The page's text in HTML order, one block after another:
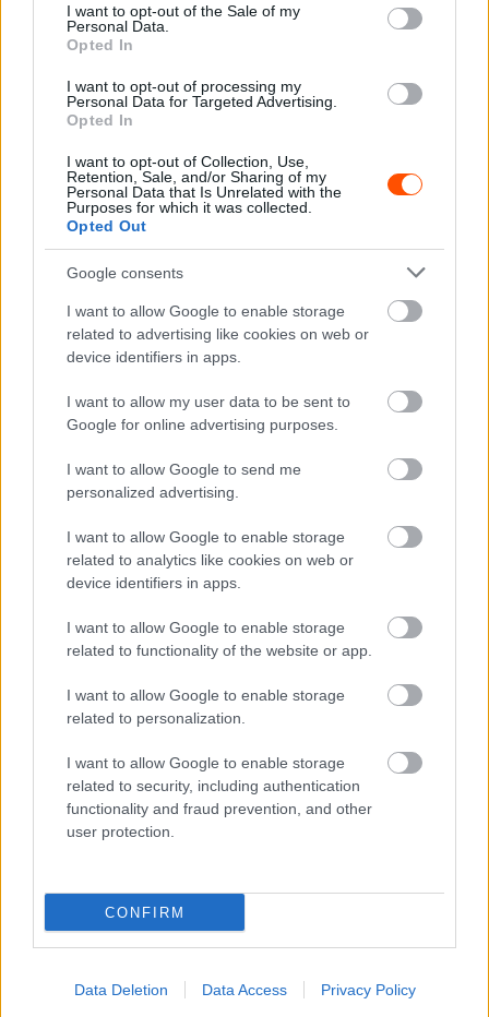
consent section.
I want to opt-out of the Sale of my
Personal Data.
Opted In
I want to opt-out of processing my
Personal Data for Targeted Advertising.
Opted In
I want to opt-out of Collection, Use,
Retention, Sale, and/or Sharing of my
Personal Data that Is Unrelated with the
Purposes for which it was collected.
Opted Out
Google consents
I want to allow Google to enable storage
related to advertising like cookies on web or
device identifiers in apps.
I want to allow my user data to be sent to
Google for online advertising purposes.
I want to allow Google to send me
personalized advertising.
I want to allow Google to enable storage
related to analytics like cookies on web or
device identifiers in apps.
I want to allow Google to enable storage
related to functionality of the website or app.
I want to allow Google to enable storage
related to personalization.
I want to allow Google to enable storage
related to security, including authentication
functionality and fraud prevention, and other
user protection.
CONFIRM
Data Deletion Data Access Privacy Policy
UTÁNPÓTLÁS
Láncszakadás és baleset – kijutott a
balszerencséből a MOTAM
gokartversenyzőinek
Hirszerkesztő 2023. február 7.
Az F1-es pilóta személyesen gratulált
Molnár Martin első WSK-dobogójához
Sebők Máté 2023. január 31.
Újabb mérföldkő: Molnár Martin először
állhatott dobogóra a WSK-ban